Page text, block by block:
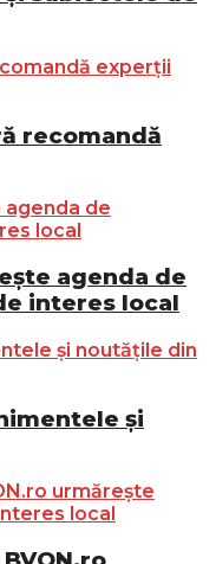
recomandă
agenda de
interes local
și